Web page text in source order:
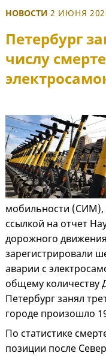
НОВОСТИ 2 ИЮНЯ
Петербург
числу
мобильности (СИМ),
ссылкой на отчет
дорожного
зарегистрировали
аварии с
общему количеству
Петербург занял
городе произошло
По статистике
позиции после